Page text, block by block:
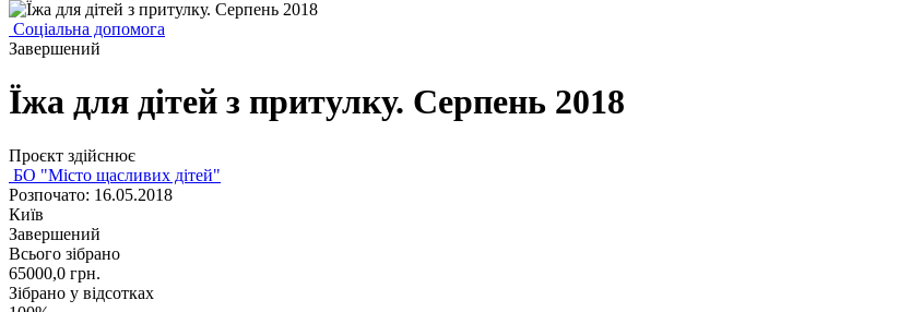
Соціальна допомога
Завершений
Їжа для дітей з притулку. Серпень 2018
Проєкт здійснює
БО "Місто щасливих дітей"
Розпочато: 16.05.2018
Київ
Завершений
Всього зібрано
65000,0 грн.
Зібрано у відсотках